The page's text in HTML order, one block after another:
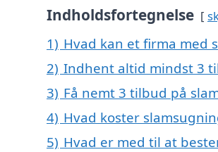
Indholdsfortegnelse
1) Hvad kan et firma med
2) Indhent altid mindst 3
3) Få nemt 3 tilbud på
4) Hvad koster
5) Hvad er med til at